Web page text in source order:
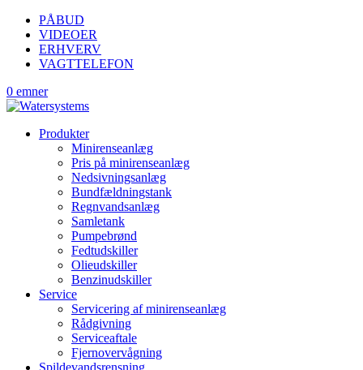
PÅBUD
VIDEOER
ERHVERV
VAGTTELEFON
0 emner
Produkter
Minirenseanlæg
Pris på minirenseanlæg
Nedsivningsanlæg
Bundfældningstank
Regnvandsanlæg
Samletank
Pumpebrønd
Fedtudskiller
Olieudskiller
Benzinudskiller
Service
Servicering af minirenseanlæg
Rådgivning
Serviceaftale
Fjernovervågning
Spildevandsrensning